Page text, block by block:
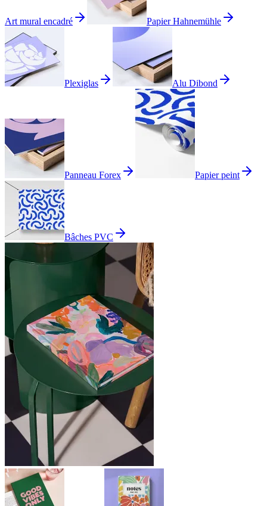
Art mural encadré Papier Hahnemühle
Plexiglas Alu Dibond
Panneau Forex Papier peint
Bâches PVC